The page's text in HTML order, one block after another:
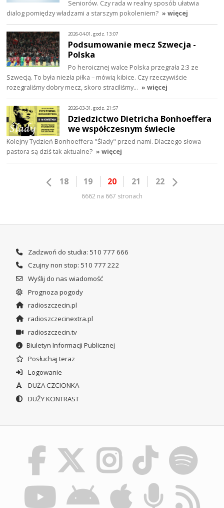
Seniorów. Czy rada w realny sposób ułatwia
dialog pomiędzy władzami a starszym pokoleniem? » więcej
2026-04-01, godz. 13:07
Podsumowanie mecz Szwecja -
Polska
Po heroicznej walce Polska przegrała 2:3 ze
Szwecją. To była niezła piłka – mówią kibice. Czy rzeczywiście
rozegraliśmy dobry mecz, skoro straciliśmy… » więcej
2026-03-31, godz. 21:57
Dziedzictwo Dietricha Bonhoeffera
we współczesnym świecie
Kolejny Tydzień Bonhoeffera "Ślady" przed nami. Dlaczego słowa
pastora są dziś tak aktualne? » więcej
18 19 20 21 22
6662 na 667 stronach
Zadzwoń do studia: 510 777 666
Czujny non stop: 510 777 222
Wyślij do nas wiadomość
Prognoza pogody
radioszczecin.pl
radioszczecinextra.pl
radioszczecin.tv
Biuletyn Informacji Publicznej
Posłuchaj teraz
Logowanie
DUŻA CZCIONKA
DUŻY KONTRAST